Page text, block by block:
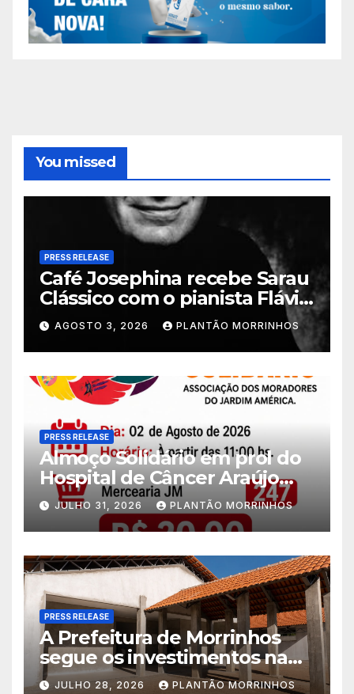
You missed
PRESS RELEASE
Café Josephina recebe Sarau
Clássico com o pianista Flávio
Varani nesta terça-feira
AGOSTO 3, 2026 PLANTÃO MORRINHOS
PRESS RELEASE
Almoço Solidário em prol do
Hospital de Câncer Araújo
Jorge é realizado no Jardim
América
JULHO 31, 2026 PLANTÃO MORRINHOS
PRESS RELEASE
A Prefeitura de Morrinhos
segue os investimentos na
educação. A obra da Escola
JULHO 28, 2026 PLANTÃO MORRINHOS